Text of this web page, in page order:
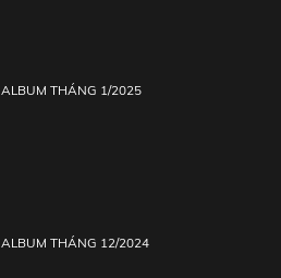
ALBUM THÁNG 1/2025
ALBUM THÁNG 12/2024